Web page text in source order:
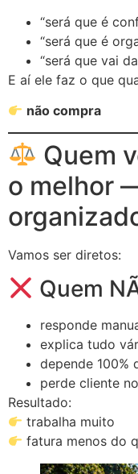
“será que é
“será que é
“será que vai
E aí ele faz o que
não compra
Quem
o melhor
Vamos ser diretos:
Quem
responde
explica tudo
depende 100%
perde cliente
Resultado:
trabalha muito
fatura menos do